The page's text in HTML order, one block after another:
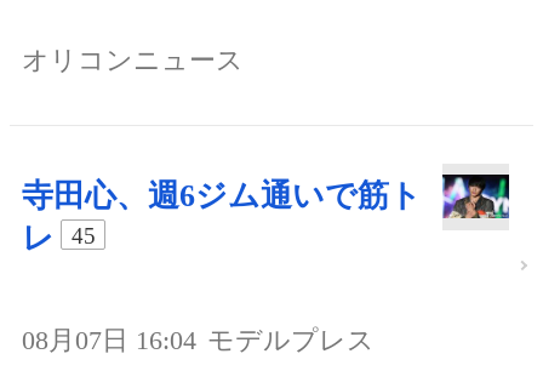
オリコンニュース
寺田心、週6ジム通いで筋ト
レ
45
08月07日 16:04 モデルプレス